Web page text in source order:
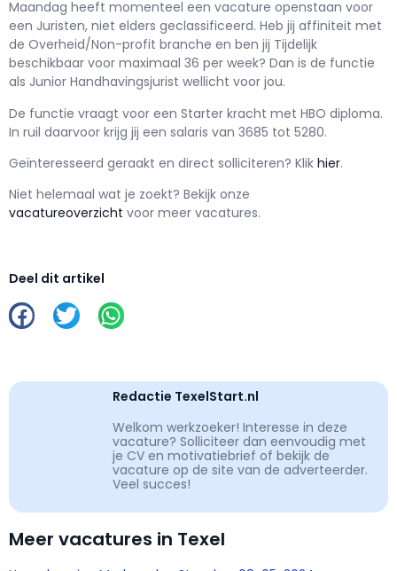
Maandag heeft momenteel een vacature openstaan voor
een Juristen, niet elders geclassificeerd. Heb jij affiniteit met
de Overheid/Non-profit branche en ben jij Tijdelijk
beschikbaar voor maximaal 36 per week? Dan is de functie
als Junior Handhavingsjurist wellicht voor jou.
De functie vraagt voor een Starter kracht met HBO diploma.
In ruil daarvoor krijg jij een salaris van 3685 tot 5280.
Geïnteresseerd geraakt en direct solliciteren? Klik hier.
Niet helemaal wat je zoekt? Bekijk onze
vacatureoverzicht voor meer vacatures.
Deel dit artikel
Redactie TexelStart.nl
Welkom werkzoeker! Interesse in deze
vacature? Solliciteer dan eenvoudig met
je CV en motivatiebrief of bekijk de
vacature op de site van de adverteerder.
Veel succes!
Meer vacatures in Texel